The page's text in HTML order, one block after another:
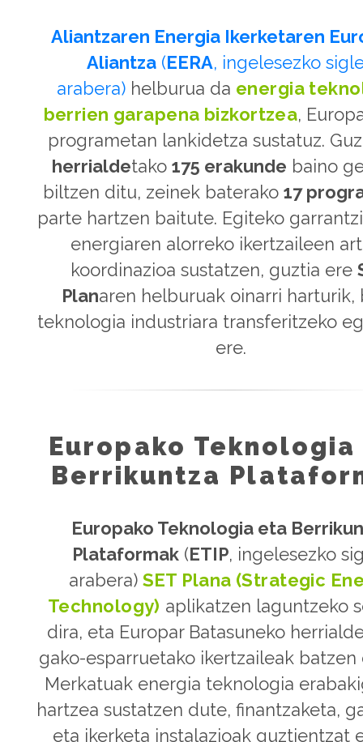
Aliantzaren Energia Ikerketaren
Aliantza (EERA, ingelesezko
arabera)helburua da energia
berrien garapena bizkortzea,
programetan lankidetza sustatuz.
herrialdetako 175 erakunde baino
biltzen ditu, zeinek baterako17
parte hartzen baitute. Egiteko
energiaren alorreko ikertzaileen
koordinazioa sustatzen, guztia ere
Planaren helburuak oinarri harturik,
teknologia industriara transferitzeko
ere.
Europako
Berrikuntza
Europako Teknologia eta
Plataformak(ETIP, ingelesezko
arabera) SET Plana (Strategic
Technology) aplikatzen laguntzeko
dira, eta Europar Batasuneko
gako-esparruetako ikertzaileak batzen
Merkatuak energia teknologia
hartzea sustatzen dute, finantzaketa,
eta ikerketa instalazioak guztientzat